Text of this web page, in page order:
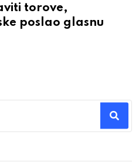
torove,
poslao glasnu
results.